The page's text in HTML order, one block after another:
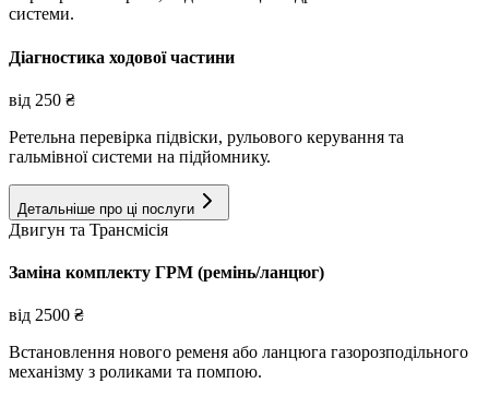
системи.
Діагностика ходової частини
від 250 ₴
Ретельна перевірка підвіски, рульового керування та
гальмівної системи на підйомнику.
Детальніше про ці послуги
Двигун та Трансмісія
Заміна комплекту ГРМ (ремінь/ланцюг)
від 2500 ₴
Встановлення нового ременя або ланцюга газорозподільного
механізму з роликами та помпою.